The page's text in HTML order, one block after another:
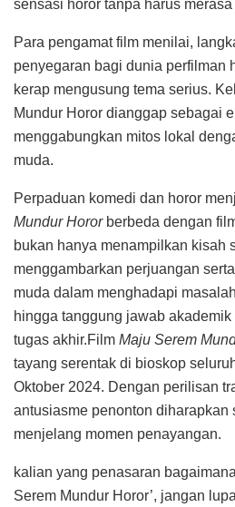
sensasi horor tanpa harus
Para pengamat film menilai,
penyegaran bagi dunia perfilman
kerap mengusung tema serius.
Mundur Horor dianggap sebagai
menggabungkan mitos lokal
muda.
Perpaduan komedi dan horor
Mundur Hororberbeda dengan
bukan hanya menampilkan kisah
menggambarkan perjuangan
muda dalam menghadapi
hingga tanggung jawab
tugas akhir.Film Maju Serem
tayang serentak di bioskop
Oktober 2024. Dengan perilisan
antusiasme penonton diharapkan
menjelang momen penayangan.
kalian yang penasaran
Serem Mundur Horor’, jangan